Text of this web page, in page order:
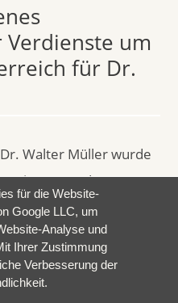
um
für Dr.
Walter Müller wurde
Linz Dr. Andre
Ehrenzeichen für
Österreich für seine
verdienstvolle
für die Website-
Google LLC, um
Analyse und
Ihrer Zustimmung
Verbesserung der